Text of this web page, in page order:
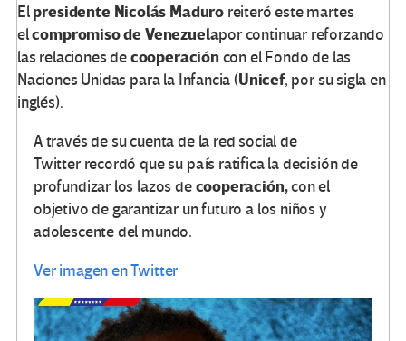
Elpresidente Nicolás Maduroreiteró este martes
elcompromiso de Venezuelapor continuar reforzando
las relaciones decooperación con el Fondo de las
Naciones Unidas para la Infancia (Unicef, por su sigla en
inglés).
A través de su cuenta de la red social de
Twitter recordó que su país ratifica la decisión de
profundizar los lazos decooperación,con el
objetivo de garantizar un futuro a los niños y
adolescente del mundo.
Ver imagen en Twitter